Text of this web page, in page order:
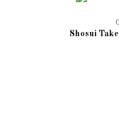
Shosui